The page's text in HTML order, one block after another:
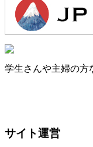
学生さんや主婦の方
サイト運営